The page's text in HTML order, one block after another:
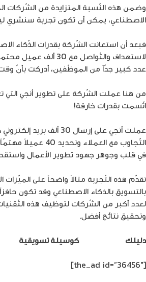
وضمن هذه النّسبة المتزايدة من الشّركات
الاصطناعي، يمكن أن تكون تجربة سنشري
لاستهداف والتّواصل مع
عدد كبير جدّاً من الموظّفين، أدركت بأنّ وقت
من هنا عملت الشّركة على تطوير أنجي التي
اتّسمت بقدرات خارقة!
عملت أنجي على إرسال 30 ألف
التّجاوب مع العملاء
في قلب وجوهر جهود تطوير الأعمال
تقدّم هذه التّجربة مثالاً واضحاً على الميّزات
بالتسويق بالذكاء الاصطناعي وقد تكون
لعدد أكبر من الشّركات لتوظيف هذه
وتحقيق نتائج أفضل.
دليلك
كوسيلة تسويقية
[the_ad id=”36456″]